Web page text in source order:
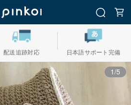
配送追跡対応 日本語サポート完備
1/5